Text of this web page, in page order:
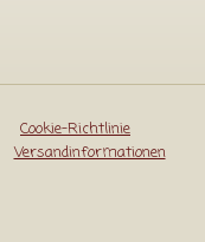
Cookie-Richtlinie
Versandinformationen